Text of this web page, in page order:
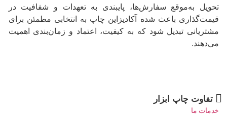
تحویل به‌موقع سفارش‌ها، پایبندی به تعهدات و شفافیت در
قیمت‌گذاری باعث شده آکادیزاین چاپ به انتخابی مطمئن برای
مشتریانی تبدیل شود که به کیفیت، اعتماد و زمان‌بندی اهمیت
می‌دهند.
تفاوت چاپ ابزار
خدمات ما